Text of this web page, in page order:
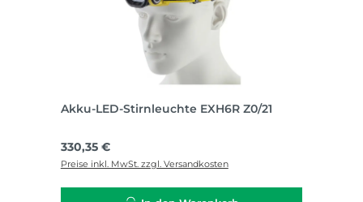
Akku-LED-Stirnleuchte EXH6R Z0/21
Regulärer Preis:
330,35 €
Preise inkl. MwSt. zzgl. Versandkosten